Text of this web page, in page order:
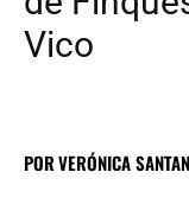
Vico
PORVERÓNICA